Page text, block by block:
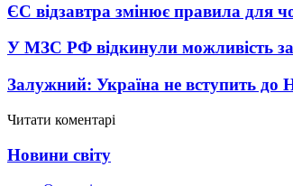
ЄС відзавтра змінює правила для
У МЗС РФ відкинули можливість
Залужний: Україна не вступить до
Читати коментарі
Новини світу